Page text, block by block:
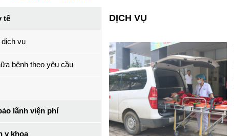
tế
dịch vụ
bệnh theo yêu cầu
lãnh viện phí
y khoa
DỊCH VỤ